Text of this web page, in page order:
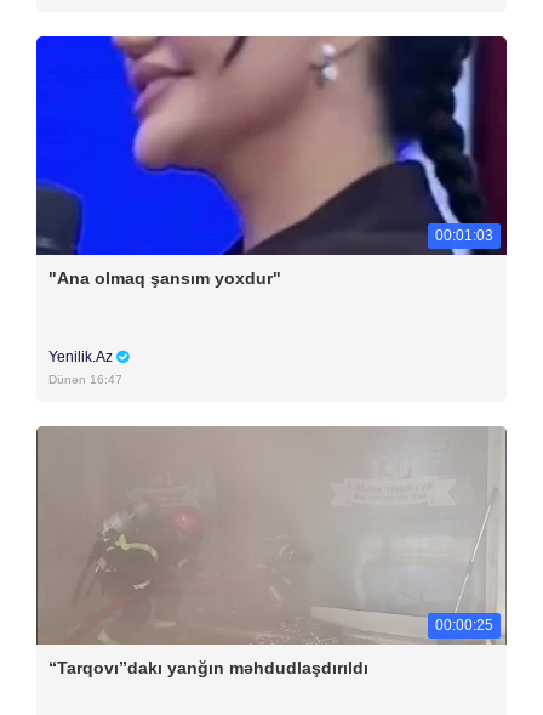
00:01:03
"Ana olmaq şansım yoxdur"
Yenilik.Az
Dünən 16:47
00:00:25
“Tarqovı”dakı yanğın məhdudlaşdırıldı